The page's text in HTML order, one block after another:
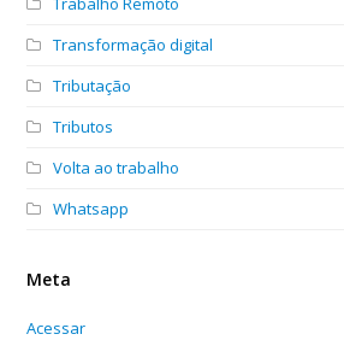
Transformação digital
Tributação
Tributos
Volta ao trabalho
Whatsapp
Meta
Acessar